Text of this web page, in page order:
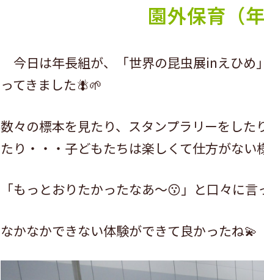
園外保育（年
今日は年長組が、「世界の昆虫展inえひめ
ってきました🪰🌱
数々の標本を見たり、スタンプラリーをした
たり・・・子どもたちは楽しくて仕方がない
「もっとおりたかったなあ～😗」と口々に
なかなかできない体験ができて良かったね💫